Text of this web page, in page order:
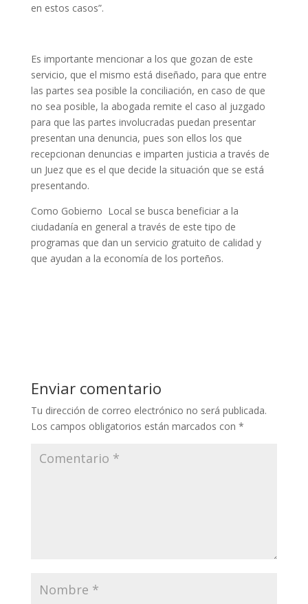
en estos casos”.
Es importante mencionar a los que gozan de este
servicio, que el mismo está diseñado, para que entre
las partes sea posible la conciliación, en caso de que
no sea posible, la abogada remite el caso al juzgado
para que las partes involucradas puedan presentar
presentan una denuncia, pues son ellos los que
recepcionan denuncias e imparten justicia a través de
un Juez que es el que decide la situación que se está
presentando.
Como Gobierno Local se busca beneficiar a la
ciudadanía en general a través de este tipo de
programas que dan un servicio gratuito de calidad y
que ayudan a la economía de los porteños.
Enviar comentario
Tu dirección de correo electrónico no será publicada.
Los campos obligatorios están marcados con *